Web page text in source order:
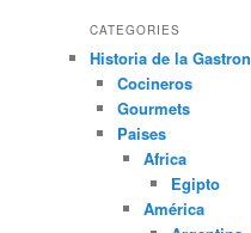
CATEGORIES
Historia de la
Cocineros
Gourmets
Paises
Africa
Egipto
América